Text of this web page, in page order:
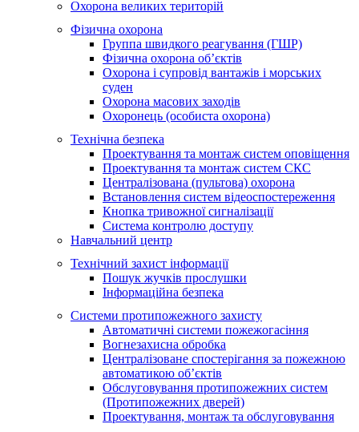
Охорона великих територій
Фізична охорона
Группа швидкого реагування (ГШР)
Фізична охорона об’єктів
Охорона і супровід вантажів і морських
суден
Охорона масових заходів
Охоронець (особиста охорона)
Технічна безпека
Проектування та монтаж систем оповіщення
Проектування та монтаж систем СКС
Централізована (пультова) охорона
Встановлення систем відеоспостереження
Кнопка тривожної сигналізації
Система контролю доступу
Навчальний центр
Технічний захист інформації
Пошук жучків прослушки
Інформаційна безпека
Системи протипожежного захисту
Автоматичні системи пожежогасіння
Вогнезахисна обробка
Централізоване спостерігання за пожежною
автоматикою об’єктів
Обслуговування протипожежних систем
(Протипожежних дверей)
Проектування, монтаж та обслуговування